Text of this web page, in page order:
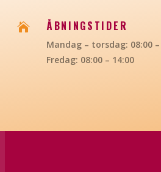
 ÅBNINGSTIDER
Mandag – torsdag: 08:00 –
Fredag: 08:00 – 14:00